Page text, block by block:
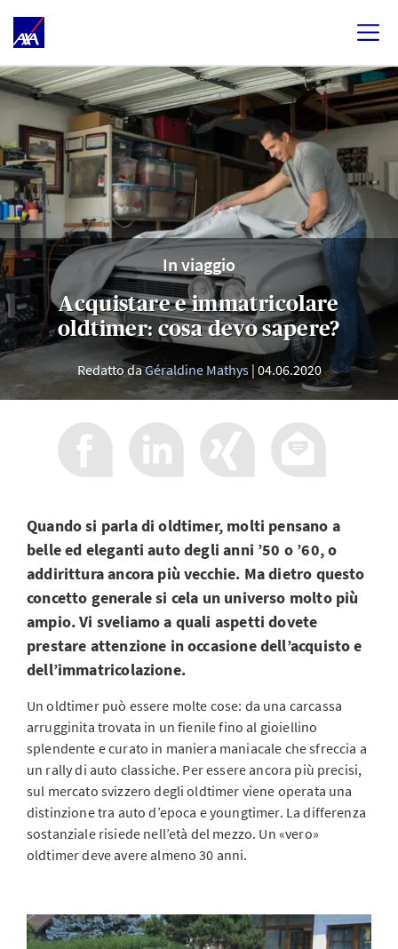
In viaggio
Acquistare e immatricolare
oldtimer: cosa devo sapere?
Redatto daGéraldine Mathys 04.06.2020
Quando si parla di oldtimer, molti pensano a
belle ed eleganti auto degli anni ’50 o ’60, o
addirittura ancora più vecchie. Ma dietro questo
concetto generale si cela un universo molto più
ampio. Vi sveliamo a quali aspetti dovete
prestare attenzione in occasione dell’acquisto e
dell’immatricolazione.
Un oldtimer può essere molte cose: da una carcassa
arrugginita trovata in un fienile fino al gioiellino
splendente e curato in maniera maniacale che sfreccia a
un rally di auto classiche. Per essere ancora più precisi,
sul mercato svizzero degli oldtimer viene operata una
distinzione tra auto d’epoca e youngtimer. La differenza
sostanziale risiede nell’età del mezzo. Un «vero»
oldtimer deve avere almeno 30 anni.